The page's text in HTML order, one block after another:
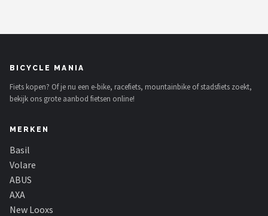
BICYCLE MANIA
Fiets kopen? Of je nu een e-bike, racefiets, mountainbike of stadsfiets zoekt,
bekijk ons grote aanbod fietsen online!
MERKEN
Basil
Volare
ABUS
AXA
New Looxs